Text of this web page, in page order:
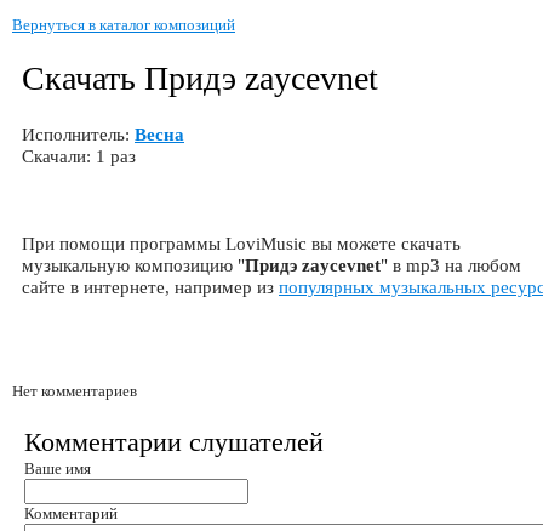
Вернуться в каталог композиций
Скачать Придэ zaycevnet
Исполнитель: Весна
Скачали: 1 раз
При помощи программы LoviMusic вы можете скачать
музыкальную композицию "Придэ zaycevnet" в mp3 на любом
сайте в интернете, например из популярных музыкальных
Нет комментариев
Комментарии слушателей
Ваше имя
Комментарий